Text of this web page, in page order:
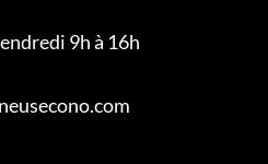
9h à 16h